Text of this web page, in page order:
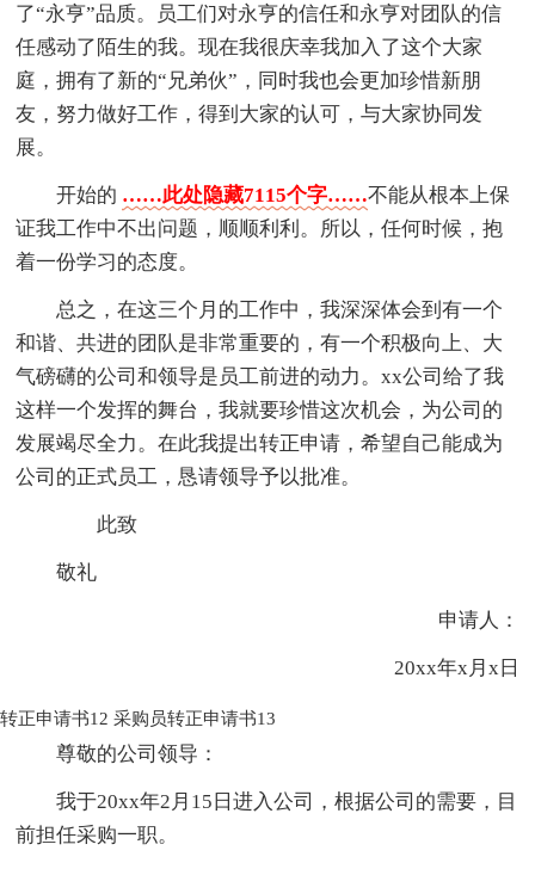
了“永亨”品质。员工们对永亨的信任和永亨对团队的信
任感动了陌生的我。现在我很庆幸我加入了这个大家
庭，拥有了新的“兄弟伙”，同时我也会更加珍惜新朋
友，努力做好工作，得到大家的认可，与大家协同发
展。
开始的 ……此处隐藏7115个字……不能从根本上保
证我工作中不出问题，顺顺利利。所以，任何时候，抱
着一份学习的态度。
总之，在这三个月的工作中，我深深体会到有一个
和谐、共进的团队是非常重要的，有一个积极向上、大
气磅礴的公司和领导是员工前进的动力。xx公司给了我
这样一个发挥的舞台，我就要珍惜这次机会，为公司的
发展竭尽全力。在此我提出转正申请，希望自己能成为
公司的正式员工，恳请领导予以批准。
此致
敬礼
申请人：
20xx年x月x日
转正申请书12
尊敬的公司领导：
我于20xx年2月15日进入公司，根据公司的需要，目
前担任采购一职。
采购员转正申请书13